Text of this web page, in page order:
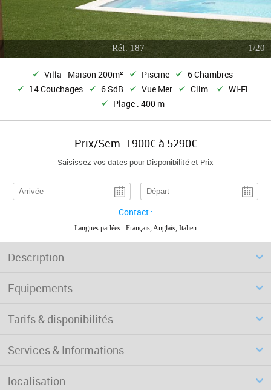
Réf. 187 1/20
Villa - Maison 200m² Piscine
6 Chambres
14 Couchages
6 SdB Vue Mer Clim.
Wi-Fi
Plage : 400 m
Prix/Sem. 1900€ à 5290€
Saisissez vos dates pour Disponibilité et Prix
Contact :
Langues parlées : Français, Anglais, Italien
Description
Equipements
Tarifs & disponibilités
Services & Informations
localisation